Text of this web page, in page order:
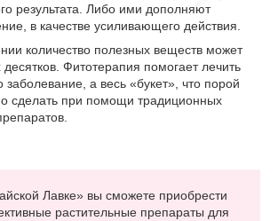
результата. Либо ими дополняют
в качестве усиливающего действия.
количество полезных веществ может
десятков. Фитотерапия помогает лечить
заболевание, а весь «букет», что порой
сделать при помощи традиционных
Лавке» вы сможете приобрести
растительные препараты для